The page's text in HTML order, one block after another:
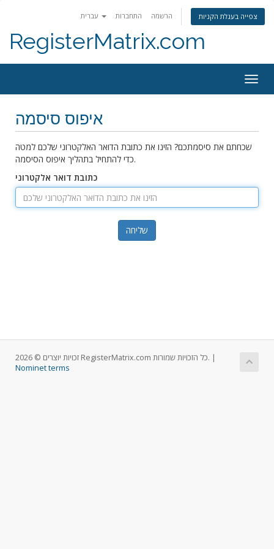
התחברות הרשמה צפייה בעגלת הקניות
RegisterMatrix.com
איפוס סיסמה
שכחתם את סיסמתכם? הזינו את כתובת הדואר האלקטרוני שלכם למטה
כדי להתחיל בתהליך איפוס הסיסמה.
כתובת דואר אלקטרוני
שליחה
זכויות יוצרים © 2026 RegisterMatrix.com כל הזכויות שמורות. |
Nominet terms